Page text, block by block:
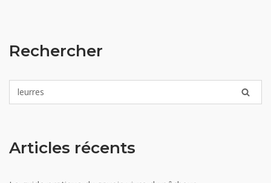
Rechercher
Articles récents